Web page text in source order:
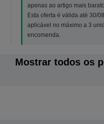
apenas ao artigo mais
Esta oferta é válida até 30/
aplicável no máximo a 3
encomenda.
Mostrar todos os